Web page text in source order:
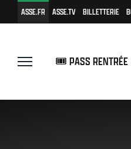
ASSE.FR ASSE.TV BILLETTERIE
🎟️ PASS RENTRÉE